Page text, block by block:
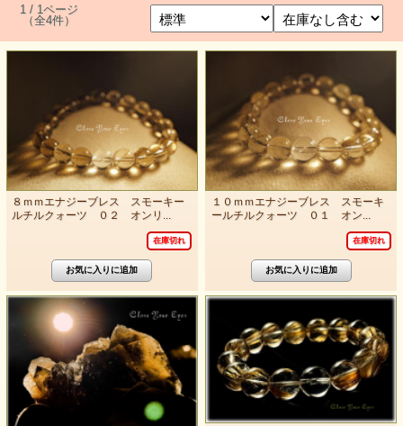
1 / 1ページ
（全4件）
８ｍｍエナジーブレス スモーキー
ルチルクォーツ ０２ オンリ...
在庫切れ
１０ｍｍエナジーブレス スモーキ
ールチルクォーツ ０１ オン...
在庫切れ